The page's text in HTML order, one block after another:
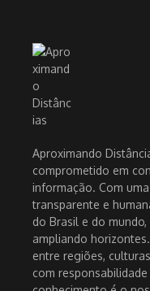
Aproximando
comprometido em
informação. Com
transparente e
do Brasil e do
ampliando
entre regiões,
com